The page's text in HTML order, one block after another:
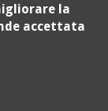
la
accettata